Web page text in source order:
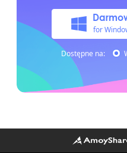
for
Dostępne na: